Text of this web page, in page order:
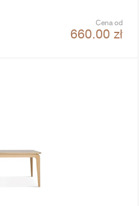
Cena od
660.00 zł